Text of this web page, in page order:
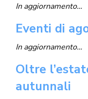
In aggiornamento…
Eventi di
In aggiornamento…
Oltre
autunnali